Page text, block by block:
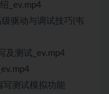
_ev.mp4
驱动与调试技巧(韦
及测试_ev.mp4
测试模拟功能